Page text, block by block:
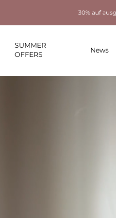
30% auf
SUMMER
OFFERS
News